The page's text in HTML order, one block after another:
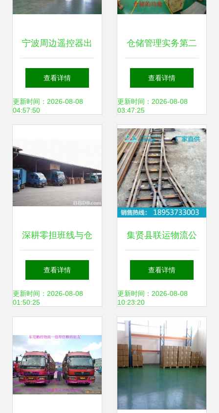
宁波周边遥控器出
口业务中的普通货
物仓储服务关键环
查看详情
更新时间：2026-08-08
04:57:50
仓储管理实务第二
章 仓储的功能与普
通货物仓储服务
查看详情
更新时间：2026-08-08
03:47:25
深耕零担班线与仓
储服务，助力沈阳
物流业高效发展
查看详情
更新时间：2026-08-08
01:50:25
集贤县联运物流公
司 铁公路货运衔接
与普通货物仓储服
务
查看详情
更新时间：2026-08-08
10:23:20